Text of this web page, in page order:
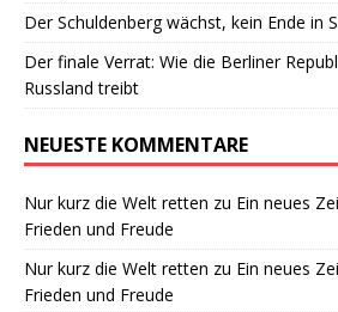
Der Schuldenberg wächst, kein Ende in
Der finale Verrat: Wie die Berliner
Russland treibt
NEUESTE KOMMENTARE
Nur kurz die Welt retten zu Ein neues
Frieden und Freude
Nur kurz die Welt retten zu Ein neues
Frieden und Freude